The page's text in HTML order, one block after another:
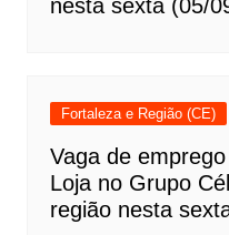
nesta sexta (05/
Fortaleza e Região (CE)
Vaga de
Loja no Grupo
região nesta